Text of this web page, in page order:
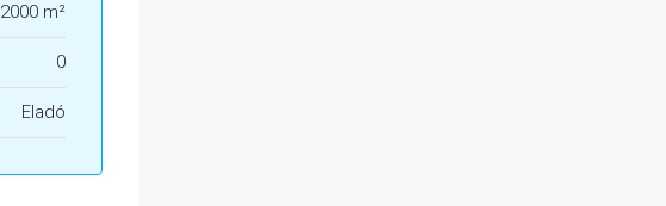
2000 m²
0
Eladó